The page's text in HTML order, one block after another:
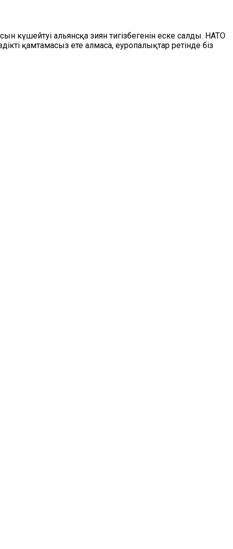
күшейтуі альянсқа зиян тигізбегенін еске салды. НАТО
қамтамасыз ете алмаса, еуропалықтар ретінде біз